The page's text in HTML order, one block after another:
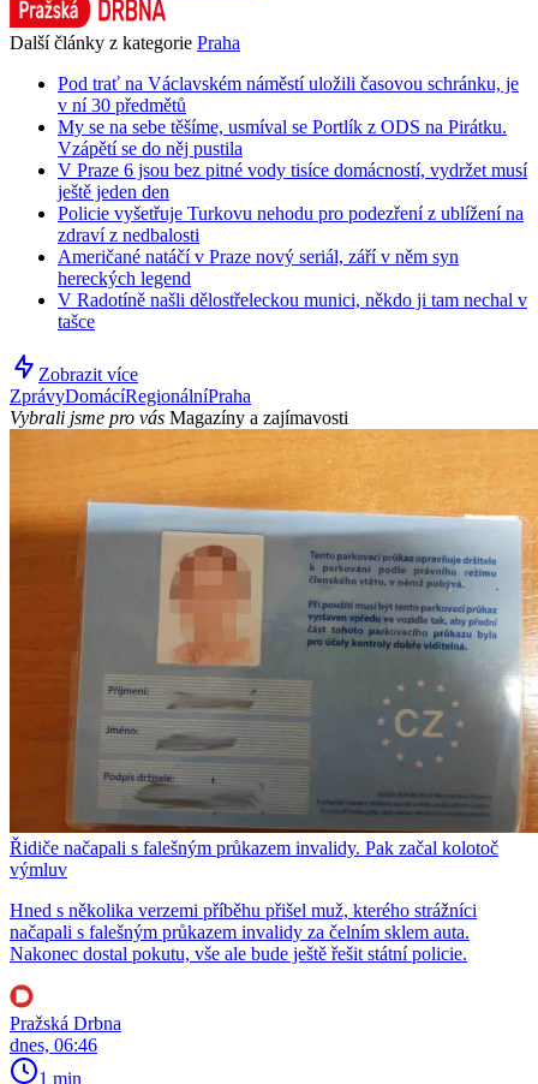
Další články z kategorie Praha
Pod trať na Václavském náměstí uložili časovou schránku, je
v ní 30 předmětů
My se na sebe těšíme, usmíval se Portlík z ODS na Pirátku.
Vzápětí se do něj pustila
V Praze 6 jsou bez pitné vody tisíce domácností, vydržet musí
ještě jeden den
Policie vyšetřuje Turkovu nehodu pro podezření z ublížení na
zdraví z nedbalosti
Američané natáčí v Praze nový seriál, září v něm syn
hereckých legend
V Radotíně našli dělostřeleckou munici, někdo ji tam nechal v
tašce
Zobrazit více
ZprávyDomácíRegionálníPraha
Vybrali jsme pro vás Magazíny a zajímavosti
Řidiče načapali s falešným průkazem invalidy. Pak začal kolotoč
výmluv
Hned s několika verzemi příběhu přišel muž, kterého strážníci
načapali s falešným průkazem invalidy za čelním sklem auta.
Nakonec dostal pokutu, vše ale bude ještě řešit státní policie.
Pražská Drbna
dnes, 06:46
1 min